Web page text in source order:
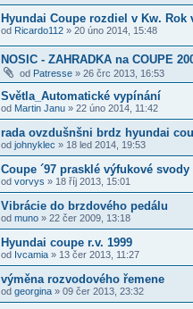
Hyundai Coupe rozdiel v Kw. Rok
od Ricardo112 » 20 úno 2014, 15:48
NOSIC - ZAHRADKA na COUPE
od Patresse » 26 črc 2013, 16:53
Světla_Automatické vypínání
od Martin Janu » 22 úno 2014, 11:42
rada ovzdušnšni brdz hyundai
od johnyklec » 18 led 2014, 19:53
Coupe ´97 prasklé výfukové svody
od vorvys » 18 říj 2013, 15:01
Vibrácie do brzdového pedálu
od muno » 22 čer 2009, 13:18
Hyundai coupe r.v. 1999
od Ivcamia » 13 čer 2013, 11:27
výměna rozvodového řemene
od georgina » 09 čer 2013, 23:32